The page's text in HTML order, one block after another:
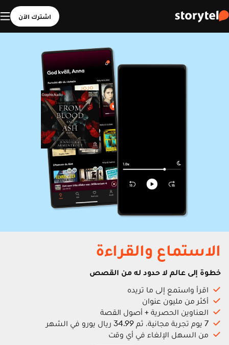
اشترك الآن
الاستماع والقراءة
خطوة إلى عالم لا حدود له من القصص
اقرأ واستمع إلى ما تريده
أكثر من مليون عنوان
العناوين الحصرية + أصول القصة
7 يوم تجربة مجانية، ثم 34.99 ريال يورو في الشهر
من السهل الإلغاء في أي وقت